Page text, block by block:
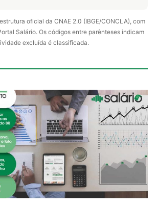
oficial da CNAE 2.0 (IBGE/CONCLA), com
Salário. Os códigos entre parênteses indicam
excluída é classificada.